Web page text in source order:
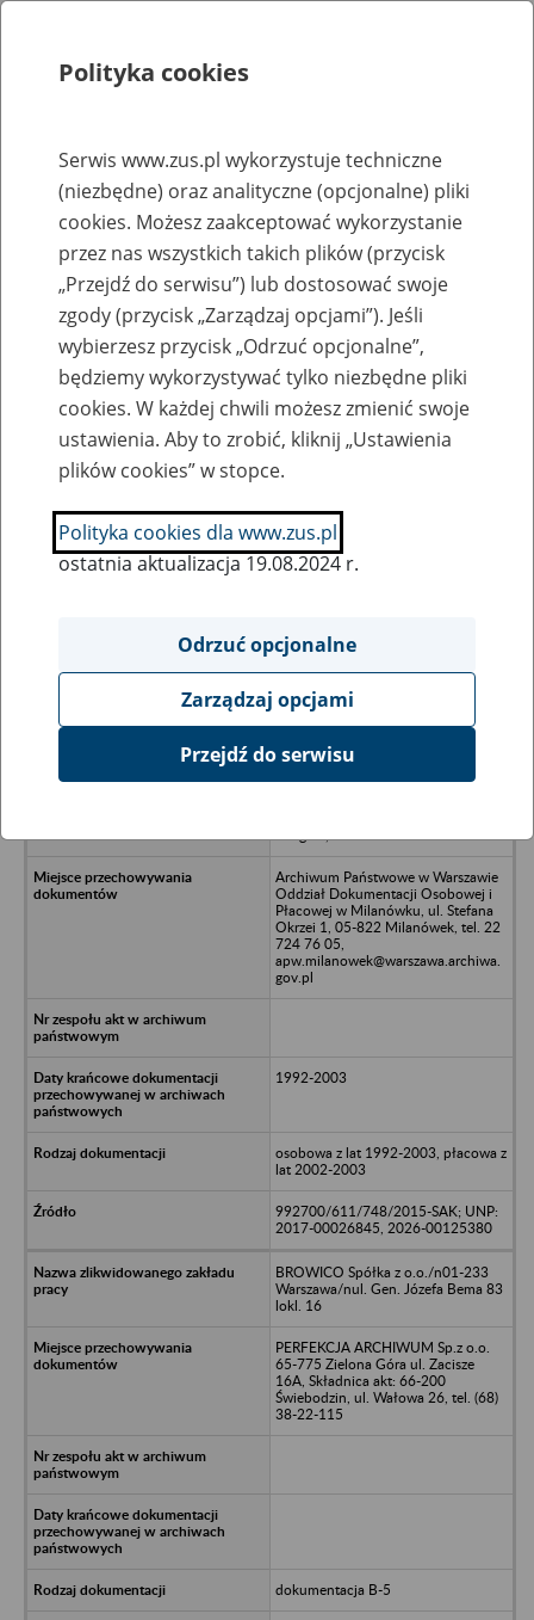
Rejestry, ewidencje i archiwa
Baza zlikwidowanych lub
przekształconych zakładów pracy
Nazwa zakładu pracy:
SZUKAJ
Ukryj wszystkie pozycje bazy
Przedsiębiorstwo Budownictwa
Archiwum Państwowe w Warszawie
Oddział Dokumentacji Osobowej i
Płacowej w Milanówku, ul. Stefana
Okrzei 1, 05-822 Milanówek, tel. 22
724 76 05,
apw.milanowek@warszawa.archiwa.
gov.pl
1992-2003
osobowa z lat 1992-2003, płacowa z
lat 2002-2003
992700/611/748/2015-SAK; UNP:
2017-00026845, 2026-00125380
BROWICO Spółka z o.o./n01-233
Warszawa/nul. Gen. Józefa Bema 83
lokl. 16
PERFEKCJA ARCHIWUM Sp.z o.o.
65-775 Zielona Góra ul. Zacisze
16A, Składnica akt: 66-200
Świebodzin, ul. Wałowa 26, tel. (68)
38-22-115
dokumentacja B-5
Polityka cookies
Serwis www.zus.pl wykorzystuje techniczne
(niezbędne) oraz analityczne (opcjonalne) pliki
cookies. Możesz zaakceptować wykorzystanie
przez nas wszystkich takich plików (przycisk
„Przejdź do serwisu”) lub dostosować swoje
zgody (przycisk „Zarządzaj opcjami”). Jeśli
wybierzesz przycisk „Odrzuć opcjonalne”,
będziemy wykorzystywać tylko niezbędne pliki
cookies. W każdej chwili możesz zmienić swoje
ustawienia. Aby to zrobić, kliknij „Ustawienia
plików cookies” w stopce.
Polityka cookies dla www.zus.pl
ostatnia aktualizacja 19.08.2024 r.
Odrzuć opcjonalne
Zarządzaj opcjami
Przejdź do serwisu